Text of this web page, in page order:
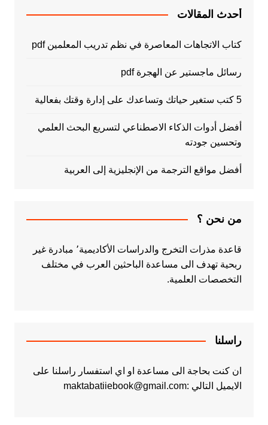
أحدث المقالات
كتاب الاتجاهات المعاصرة في نظم تدريب المعلمين pdf
رسائل ماجستير عن الهجرة pdf
5 كتب ستغير حياتك وتساعدك على إدارة وقتك بفعالية
أفضل أدوات الذكاء الاصطناعي لتسريع البحث العلمي
وتحسين جودته
أفضل مواقع الترجمة من الإنجليزية إلى العربية
من نحن ؟
قاعدة مذرات التخرج والدراسات الأكاديمية٬ مبادرة غير
ربحية تهدف الى مساعدة الباحثين العرب في مختلف
التخصصات العلمية.
راسلنا
ان كنت بحاجة الى مساعدة او اي استفسار راسلنا على
الايميل التالي :maktabatiiebook@gmail.com